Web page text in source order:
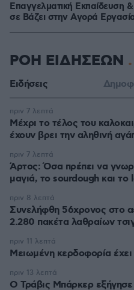
Επαγγελματική Εκπαίδευση
σε Bάζει στην Aγορά
ΡΟΗ ΕΙΔΗΣΕΩΝ
Ειδήσεις
Μέχρι το τέλος του
έχουν βρει την αληθινή
πριν 7 λεπτά
Άρτος: Όσα πρέπει να
μαγιά, το sourdough και το
πριν 7 λεπτά
Συνελήφθη 56χρονος στο
2.280 πακέτα λαθραίων
πριν 8 λεπτά
Μειωμένη κερδοφορία έχει
πριν 11 λεπτά
O Τράβις Μπάρκερ
πριν 13 λεπτά